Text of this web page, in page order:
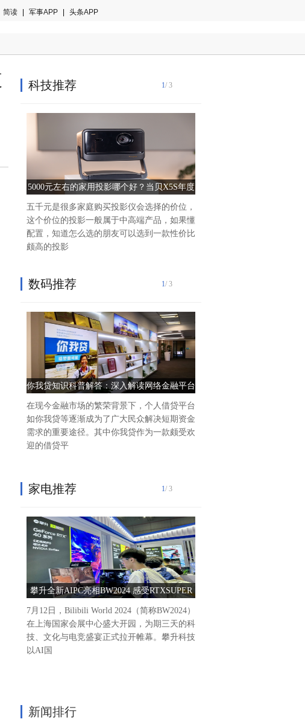
简读 军事APP 头条APP
科技推荐
5000元左右的家用投影哪个好？当贝X5S年度
最值得买的五千元投影仪
五千元是很多家庭购买投影仪会选择的价位，
这个价位的投影一般属于中高端产品，如果懂
配置，知道怎么选的朋友可以选到一款性价比
颇高的投影
1/ 3
数码推荐
你我贷知识科普解答：深入解读网络金融平台
的背后
在现今金融市场的繁荣背景下，个人借贷平台
如你我贷等逐渐成为了广大民众解决短期资金
需求的重要途径。其中你我贷作为一款颇受欢
迎的借贷平
1/ 3
家电推荐
攀升全新AIPC亮相BW2024 感受RTXSUPER
显卡大算力加持ComfyUl体验
7月12日，Bilibili World 2024（简称BW2024）
在上海国家会展中心盛大开园，为期三天的科
技、文化与电竞盛宴正式拉开帷幕。攀升科技
以AI国
1/ 3
新闻排行